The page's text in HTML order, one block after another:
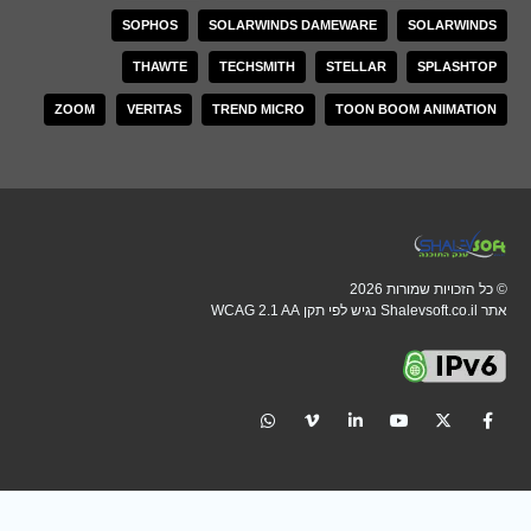
SOLARWINDS
SOLARWINDS DAMEWARE
SOPHOS
SPLASHTOP
STELLAR
TECHSMITH
THAWTE
TOON BOOM ANIMATION
TREND MICRO
VERITAS
ZOOM
© כל הזכויות שמורות 2026
אתר Shalevsoft.co.il נגיש לפי תקן WCAG 2.1 AA